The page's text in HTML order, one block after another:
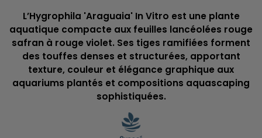
L’Hygrophila 'Araguaia' In Vitro est une plante
aquatique compacte aux feuilles lancéolées rouge
safran à rouge violet. Ses tiges ramifiées forment
des touffes denses et structurées, apportant
texture, couleur et élégance graphique aux
aquariums plantés et compositions aquascaping
sophistiquées.